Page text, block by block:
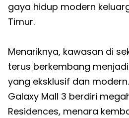
gaya hidup modern
Timur.
Menariknya, kawasan di
terus berkembang
yang eksklusif dan
Galaxy Mall 3 berdiri
Residences, menara